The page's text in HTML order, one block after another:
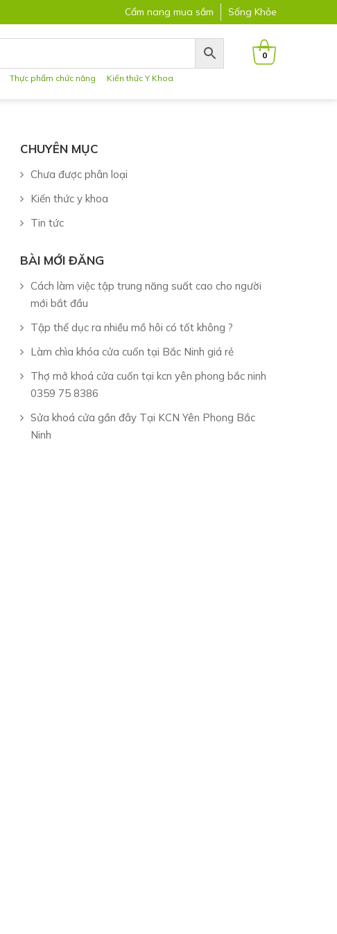
Cẩm nang mua sắm Sống Khỏe
Thực phẩm chức năng Kiến thức Y Khoa
0
CHUYÊN MỤC
Chưa được phân loại
Kiến thức y khoa
Tin tức
BÀI MỚI ĐĂNG
Cách làm việc tập trung năng suất cao cho người
mới bắt đầu
Tập thể dục ra nhiều mồ hôi có tốt không ?
Làm chìa khóa cửa cuốn tại Bắc Ninh giá rẻ
Thợ mở khoá cửa cuốn tại kcn yên phong bắc ninh
0359 75 8386
Sửa khoá cửa gần đây Tại KCN Yên Phong Bắc
Ninh